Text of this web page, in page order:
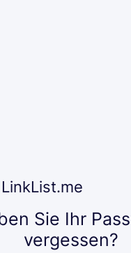
LinkList.me
Sie Ihr
vergessen?